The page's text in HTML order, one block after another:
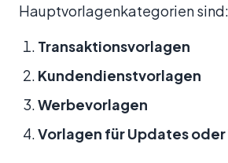
Hauptvorlagenkategorien sind:
Transaktionsvorlagen
Kundendienstvorlagen
Werbevorlagen
Vorlagen für Updates oder